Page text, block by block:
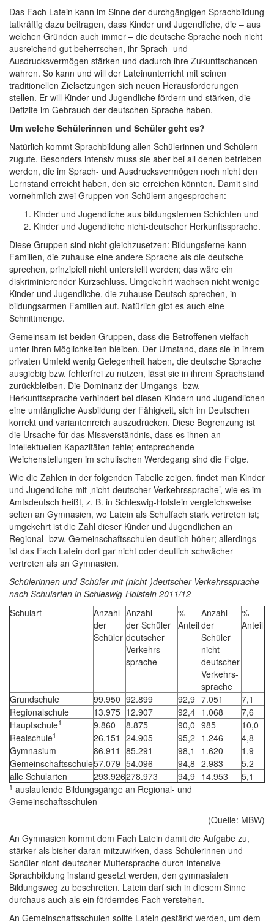
Das Fach Latein kann im Sinne der durchgängigen Sprachbildung
tatkräftig dazu beitragen, dass Kinder und Jugendliche, die – aus
welchen Gründen auch immer – die deutsche Sprache noch nicht
ausreichend gut beherrschen, ihr Sprach- und
Ausdrucksvermögen stärken und dadurch ihre Zukunftschancen
wahren. So kann und will der Lateinunterricht mit seinen
traditionellen Zielsetzungen sich neuen Herausforderungen
stellen. Er will Kinder und Jugendliche fördern und stärken, die
Defizite im Gebrauch der deutschen Sprache haben.
Um welche Schülerinnen und Schüler geht es?
Natürlich kommt Sprachbildung allen Schülerinnen und Schülern
zugute. Besonders intensiv muss sie aber bei all denen betrieben
werden, die im Sprach- und Ausdrucksvermögen noch nicht den
Lernstand erreicht haben, den sie erreichen könnten. Damit sind
vornehmlich zwei Gruppen von Schülern angesprochen:
Kinder und Jugendliche aus bildungsfernen Schichten und
Kinder und Jugendliche nicht-deutscher Herkunftssprache.
Diese Gruppen sind nicht gleichzusetzen: Bildungsferne kann
Familien, die zuhause eine andere Sprache als die deutsche
sprechen, prinzipiell nicht unterstellt werden; das wäre ein
diskriminierender Kurzschluss. Umgekehrt wachsen nicht wenige
Kinder und Jugendliche, die zuhause Deutsch sprechen, in
bildungsarmen Familien auf. Natürlich gibt es auch eine
Schnittmenge.
Gemeinsam ist beiden Gruppen, dass die Betroffenen vielfach
unter ihren Möglichkeiten bleiben. Der Umstand, dass sie in ihrem
privaten Umfeld wenig Gelegenheit haben, die deutsche Sprache
ausgiebig bzw. fehlerfrei zu nutzen, lässt sie in ihrem Sprachstand
zurückbleiben. Die Dominanz der Umgangs- bzw.
Herkunftssprache verhindert bei diesen Kindern und Jugendlichen
eine umfängliche Ausbildung der Fähigkeit, sich im Deutschen
korrekt und variantenreich auszudrücken. Diese Begrenzung ist
die Ursache für das Missverständnis, dass es ihnen an
intellektuellen Kapazitäten fehle; entsprechende
Weichenstellungen im schulischen Werdegang sind die Folge.
Wie die Zahlen in der folgenden Tabelle zeigen, findet man Kinder
und Jugendliche mit ‚nicht-deutscher Verkehrssprache’, wie es im
Amtsdeutsch heißt, z. B. in Schleswig-Holstein vergleichsweise
selten an Gymnasien, wo Latein als Schulfach stark vertreten ist;
umgekehrt ist die Zahl dieser Kinder und Jugendlichen an
Regional- bzw. Gemeinschaftsschulen deutlich höher; allerdings
ist das Fach Latein dort gar nicht oder deutlich schwächer
vertreten als an Gymnasien.
Schülerinnen und Schüler mit (nicht-)deutscher Verkehrssprache
nach Schularten in Schleswig-Holstein 2011/12
Schulart
Anzahl
der
Schüler
Anzahl
der Schüler
deutscher
Verkehrs-
sprache
%-
Anteil
Anzahl
der
Schüler
nicht-
deutscher
Verkehrs-
sprache
%-
Anteil
Grundschule 99.950 92.899 92,9 7.051
7,1
Regionalschule
13.975 12.907 92,4 1.068
7,6
Hauptschule1 9.860 8.875 90,0 985
10,0
Realschule1 26.151 24.905 95,2 1.246
4,8
Gymnasium
86.911 85.291 98,1 1.620
1,9
Gemeinschaftsschule57.079 54.096 94,8 2.983
5,2
alle Schularten
293.926278.973 94,9 14.953 5,1
1 auslaufende Bildungsgänge an Regional- und
Gemeinschaftsschulen
(Quelle: MBW)
An Gymnasien kommt dem Fach Latein damit die Aufgabe zu,
stärker als bisher daran mitzuwirken, dass Schülerinnen und
Schüler nicht-deutscher Muttersprache durch intensive
Sprachbildung instand gesetzt werden, den gymnasialen
Bildungsweg zu beschreiten. Latein darf sich in diesem Sinne
durchaus auch als ein förderndes Fach verstehen.
An Gemeinschaftsschulen sollte Latein gestärkt werden, um dem